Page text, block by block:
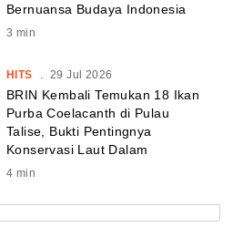
Bernuansa Budaya Indonesia
3 min
HITS 29 Jul 2026
BRIN Kembali Temukan 18 Ikan
Purba Coelacanth di Pulau
Talise, Bukti Pentingnya
Konservasi Laut Dalam
4 min